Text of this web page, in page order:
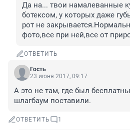
Да на... твои намалеванные
ботексом, у которых даже
рот не
фото,все при ней,все от
ОТВЕТИТЬ
Гость
23 июня 2017, 09:17
А это не там, где был
шлагбаум поставили.
ОТВЕТИТЬ 1